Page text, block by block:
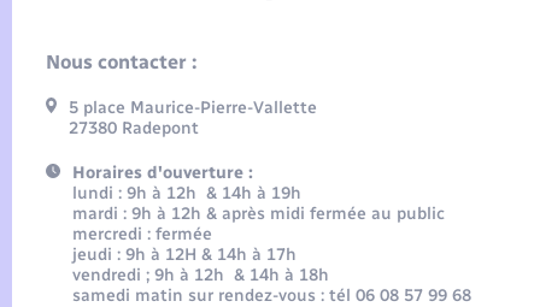
Nous contacter :
5 place Maurice-Pierre-Vallette
27380 Radepont
Horaires d'ouverture :
lundi : 9h à 12h & 14h à 19h
mardi : 9h à 12h & après midi fermée au public
mercredi : fermée
jeudi : 9h à 12H & 14h à 17h
vendredi ; 9h à 12h & 14h à 18h
samedi matin sur rendez-vous : tél 06 08 57 99 68